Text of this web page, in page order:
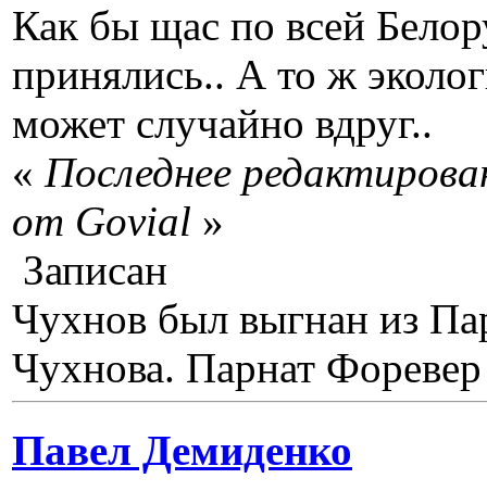
Как бы щас по всей
принялись.. А то ж
может случайно вдруг..
« Последнее
от Govial »
Записан
Чухнов был выгнан из
Чухнова. Парнат Форевер
Павел Демиденко